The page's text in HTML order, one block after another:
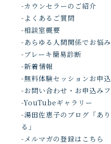
-カウンセラーのご紹介
-よくあるご質問
-相談室概要
-あらゆる人間関係でお悩
-ブレーキ簡易診断
-新着情報
-無料体験セッションお申
-お問い合わせ・お申込み
-YouTubeギャラリー
-湯田佐恵子のブログ「あ
る」
-メルマガの登録はこちら